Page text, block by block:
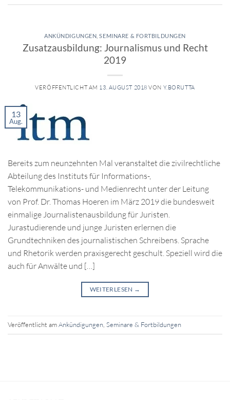
ANKÜNDIGUNGEN ,SEMINARE & FORTBILDUNGEN
Zusatzausbildung: Journalismus und Recht
2019
VERÖFFENTLICHT AM 13. AUGUST 2018 VON Y.BORUTTA
13
Aug.
Bereits zum neunzehnten Mal veranstaltet die zivilrechtliche
Abteilung des Instituts für Informations-,
Telekommunikations- und Medienrecht unter der Leitung
von Prof. Dr. Thomas Hoeren im März 2019 die bundesweit
einmalige Journalistenausbildung für Juristen.
Jurastudierende und junge Juristen erlernen die
Grundtechniken des journalistischen Schreibens. Sprache
und Rhetorik werden praxisgerecht geschult. Speziell wird die
auch für Anwälte und […]
WEITERLESEN →
Veröffentlicht amAnkündigungen, Seminare & Fortbildungen